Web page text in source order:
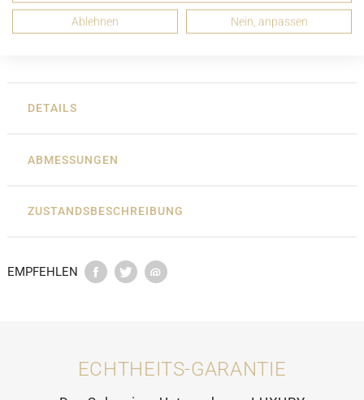
DETAILS
ABMESSUNGEN
ZUSTANDSBESCHREIBUNG
EMPFEHLEN
ECHTHEITS-GARANTIE
Ablehnen Nein, anpassen